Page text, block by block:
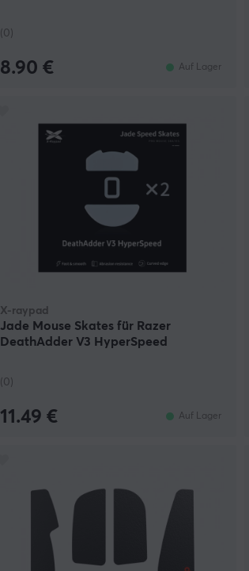
(0)
8.90 € Auf Lager
X-raypad
Jade Mouse Skates für Razer
DeathAdder V3 HyperSpeed
(0)
11.49 € Auf Lager